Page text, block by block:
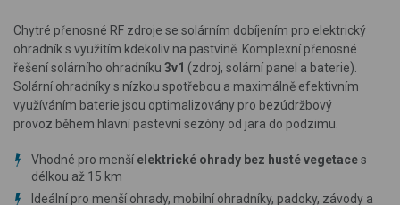
Chytré přenosné RF zdroje se solárním dobíjením pro elektrický
ohradník s využitím kdekoliv na pastvině. Komplexní přenosné
řešení solárního ohradníku 3v1 (zdroj, solární panel a baterie).
Solární ohradníky s nízkou spotřebou a maximálně efektivním
využíváním baterie jsou optimalizovány pro bezúdržbový
provoz během hlavní pastevní sezóny od jara do podzimu.
Vhodné pro menší elektrické ohrady bez husté vegetaces
délkou až 15 km
Ideální pro menší ohrady, mobilní ohradníky, padoky, závody a